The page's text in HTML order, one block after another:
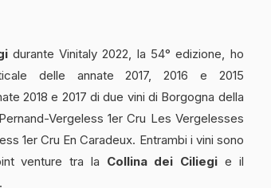
durante Vinitaly 2022, la 54° edizione, ho
delle annate 2017, 2016 e 2015
2018 e 2017 di due vini di Borgogna della
Vergeless 1er Cru Les Vergelesses
1er Cru En Caradeux. Entrambi i vini sono
venture tra la Collina dei Ciliegi e il
.